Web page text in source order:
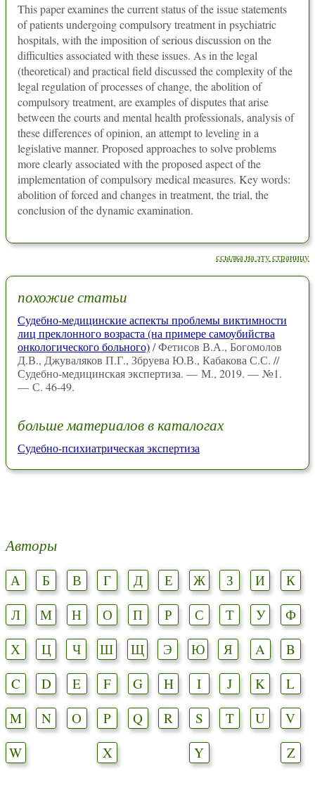
This paper examines the current status of the issue statements
of patients undergoing compulsory treatment in psychiatric
hospitals, with the imposition of serious discussion on the
difficulties associated with these issues. As in the legal
(theoretical) and practical field discussed the complexity of the
legal regulation of processes of change, the abolition of
compulsory treatment, are examples of disputes that arise
between the courts and mental health professionals, analysis of
these differences of opinion, an attempt to leveling in a
legislative manner. Proposed approaches to solve problems
more clearly associated with the proposed aspect of the
implementation of compulsory medical measures. Key words:
abolition of forced and changes in treatment, the trial, the
conclusion of the dynamic examination.
ссылка на эту страницу
похожие статьи
Судебно-медицинские аспекты проблемы виктимности
лиц преклонного возраста (на примере самоубийства
онкологического больного)/ Фетисов В.А., Богомолов
Д.В., Джуваляков П.Г., Збруева Ю.В., Кабакова С.С. //
Судебно-медицинская экспертиза. — М., 2019. — №1.
— С. 46-49.
больше материалов в каталогах
Судебно-психиатрическая экспертиза
Авторы
А Б В Г Д Е Ж З И
К
Л
М Н О П Р С Т У
Ф
Х
Ц Ч Ш Щ Э Ю Я A
B
C
D E F G H I J K
L
M
N O P Q R S T U
V
W
X Y Z